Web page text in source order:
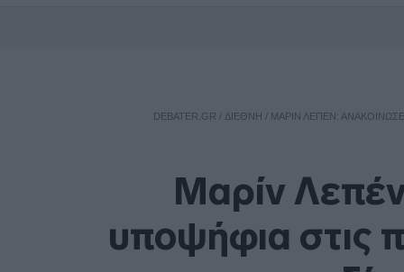
DEBATER.GR / ΔΙΕΘΝΗ / ΜΑΡΊΝ ΛΕΠΈΝ:
Μαρίν
υποψήφια στις